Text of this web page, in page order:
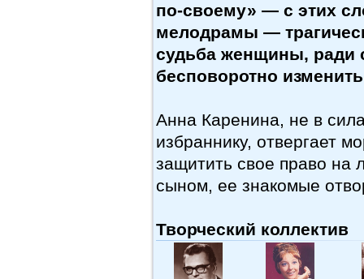
по-своему» — с этих
мелодрамы —
судьба женщины, ради
бесповоротно
Анна Каренина, не в
избраннику, отвергает
защитить свое право на
сыном, ее знакомые
Творческий коллектив